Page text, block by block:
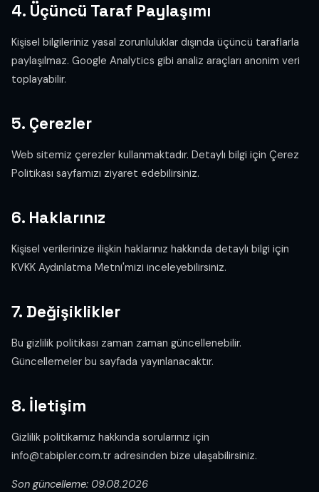
4. Üçüncü Taraf Paylaşımı
Kişisel bilgileriniz yasal zorunluluklar dışında üçüncü taraflarla
paylaşılmaz. Google Analytics gibi analiz araçları anonim veri
toplayabilir.
5. Çerezler
Web sitemiz çerezler kullanmaktadır. Detaylı bilgi için Çerez
Politikası sayfamızı ziyaret edebilirsiniz.
6. Haklarınız
Kişisel verilerinize ilişkin haklarınız hakkında detaylı bilgi için
KVKK Aydınlatma Metni'mizi inceleyebilirsiniz.
7. Değişiklikler
Bu gizlilik politikası zaman zaman güncellenebilir.
Güncellemeler bu sayfada yayınlanacaktır.
8. İletişim
Gizlilik politikamız hakkında sorularınız için
info@tabipler.com.tr adresinden bize ulaşabilirsiniz.
Son güncelleme: 09.08.2026